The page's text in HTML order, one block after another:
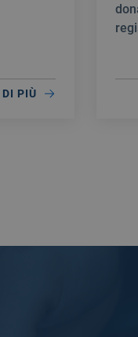
DI PIÙ